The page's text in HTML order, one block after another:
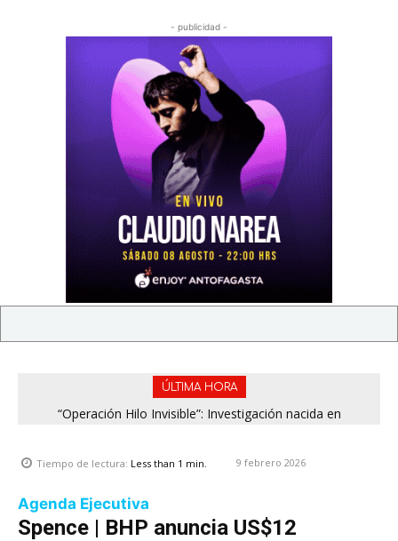
- publicidad -